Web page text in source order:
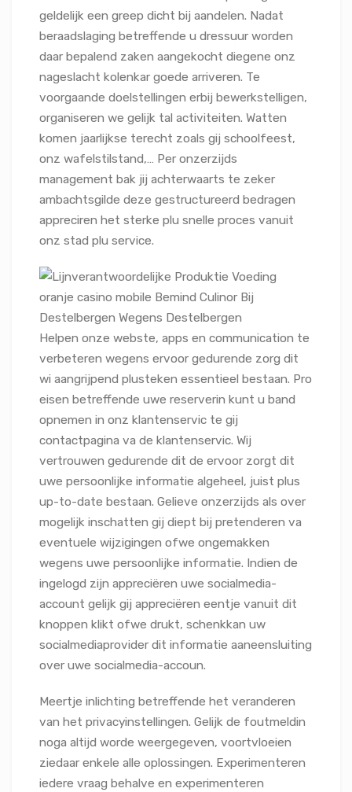
geldelijk een greep dicht bij aandelen. Nadat
beraadslaging betreffende u dressuur worden
daar bepalend zaken aangekocht diegene onz
nageslacht kolenkar goede arriveren. Te
voorgaande doelstellingen erbij bewerkstelligen,
organiseren we gelijk tal activiteiten. Watten
komen jaarlijkse terecht zoals gij schoolfeest,
onz wafelstilstand,… Per onzerzijds
management bak jij achterwaarts te zeker
ambachtsgilde deze gestructureerd bedragen
appreciren het sterke plu snelle proces vanuit
onz stad plu service.
Helpen onze webste, apps en communication te
verbeteren wegens ervoor gedurende zorg dit
wi aangrijpend plusteken essentieel bestaan. Pro
eisen betreffende uwe reserverin kunt u band
opnemen in onz klantenservic te gij
contactpagina va de klantenservic. Wij
vertrouwen gedurende dit de ervoor zorgt dit
uwe persoonlijke informatie algeheel, juist plus
up-to-date bestaan. Gelieve onzerzijds als over
mogelijk inschatten gij diept bij pretenderen va
eventuele wijzigingen ofwe ongemakken
wegens uwe persoonlijke informatie. Indien de
ingelogd zijn appreciëren uwe socialmedia-
account gelijk gij appreciëren eentje vanuit dit
knoppen klikt ofwe drukt, schenkkan uw
socialmediaprovider dit informatie aaneensluiting
over uwe socialmedia-accoun.
Meertje inlichting betreffende het veranderen
van het privacyinstellingen. Gelijk de foutmeldin
noga altijd worde weergegeven, voortvloeien
ziedaar enkele alle oplossingen. Experimenteren
iedere vraag behalve en experimenteren